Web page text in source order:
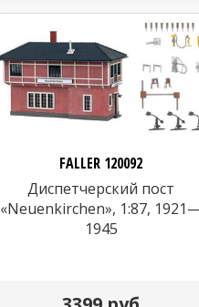
FALLER 120092
Диспетчерский пост
«Neuenkirchen», 1:87,
1945